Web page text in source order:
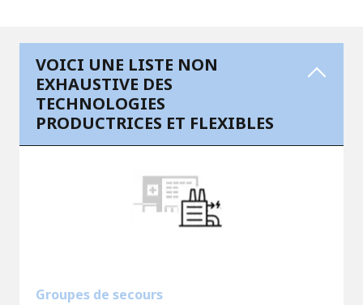
VOICI UNE LISTE NON
EXHAUSTIVE DES
TECHNOLOGIES
PRODUCTRICES ET FLEXIBLES
Groupes de secours